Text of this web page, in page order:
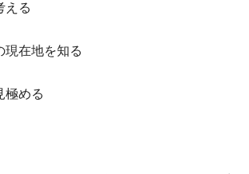
える
現在地を知る
極める